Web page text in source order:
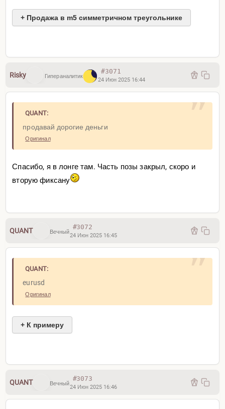
+Цена провалилась под уровень и двойная
Зато в 16:30 был сигнал на рост
Следовательно, нет сигнала — нет сделки.
Но конкретно сегодня я бы уже не стал покупать
+ Продажа в m5 симметричном треугольнике
Risky Гипераналитик
#3071
24 Июн 2025 16:44
QUANT:
продавай дорогие деньги
Оригинал
Спасибо, я в лонге там. Часть позы закрыл, скоро и
вторую фиксану
QUANT Вечный
#3072
24 Июн 2025 16:45
QUANT:
eurusd
Оригинал
+ К примеру
вершины
Делаю дела, приходит сигнал
QUANT Вечный
#3073
24 Июн 2025 16:46